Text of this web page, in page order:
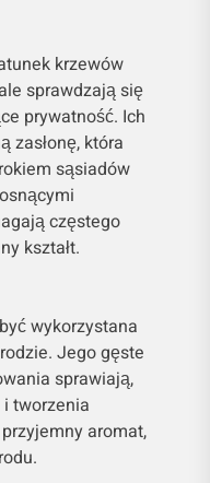
krzewów
sprawdzają się
prywatność. Ich
zasłonę, która
sąsiadów
częstego
kształt.
wykorzystana
Jego gęste
sprawiają,
tworzenia
aromat,